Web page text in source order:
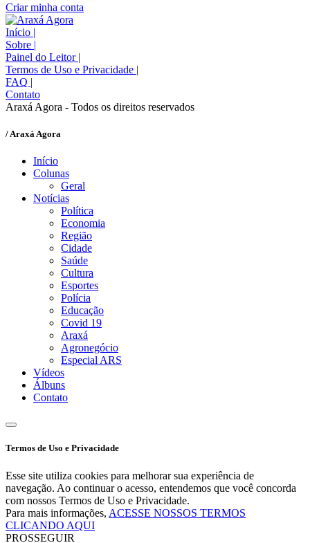
Criar minha conta
Início |
Sobre |
Painel do Leitor |
Termos de Uso e Privacidade |
FAQ |
Contato
Araxá Agora - Todos os direitos reservados
/ Araxá Agora
Início
Colunas
Geral
Notícias
Política
Economia
Região
Cidade
Saúde
Cultura
Esportes
Polícia
Educação
Covid 19
Araxá
Agronegócio
Especial ARS
Vídeos
Álbuns
Contato
Termos de Uso e Privacidade
Esse site utiliza cookies para melhorar sua experiência de
navegação. Ao continuar o acesso, entendemos que você concorda
com nossos Termos de Uso e Privacidade.
Para mais informações, ACESSE NOSSOS TERMOS
CLICANDO AQUI
PROSSEGUIR